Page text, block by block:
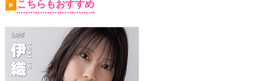
▶こちらもおすすめ